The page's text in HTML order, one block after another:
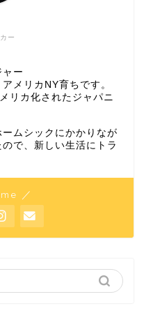
ー
ー
メリカNY育ちです。
リカ化されたジャパニ
ムシックにかかりなが
で、新しい生活にトラ
／